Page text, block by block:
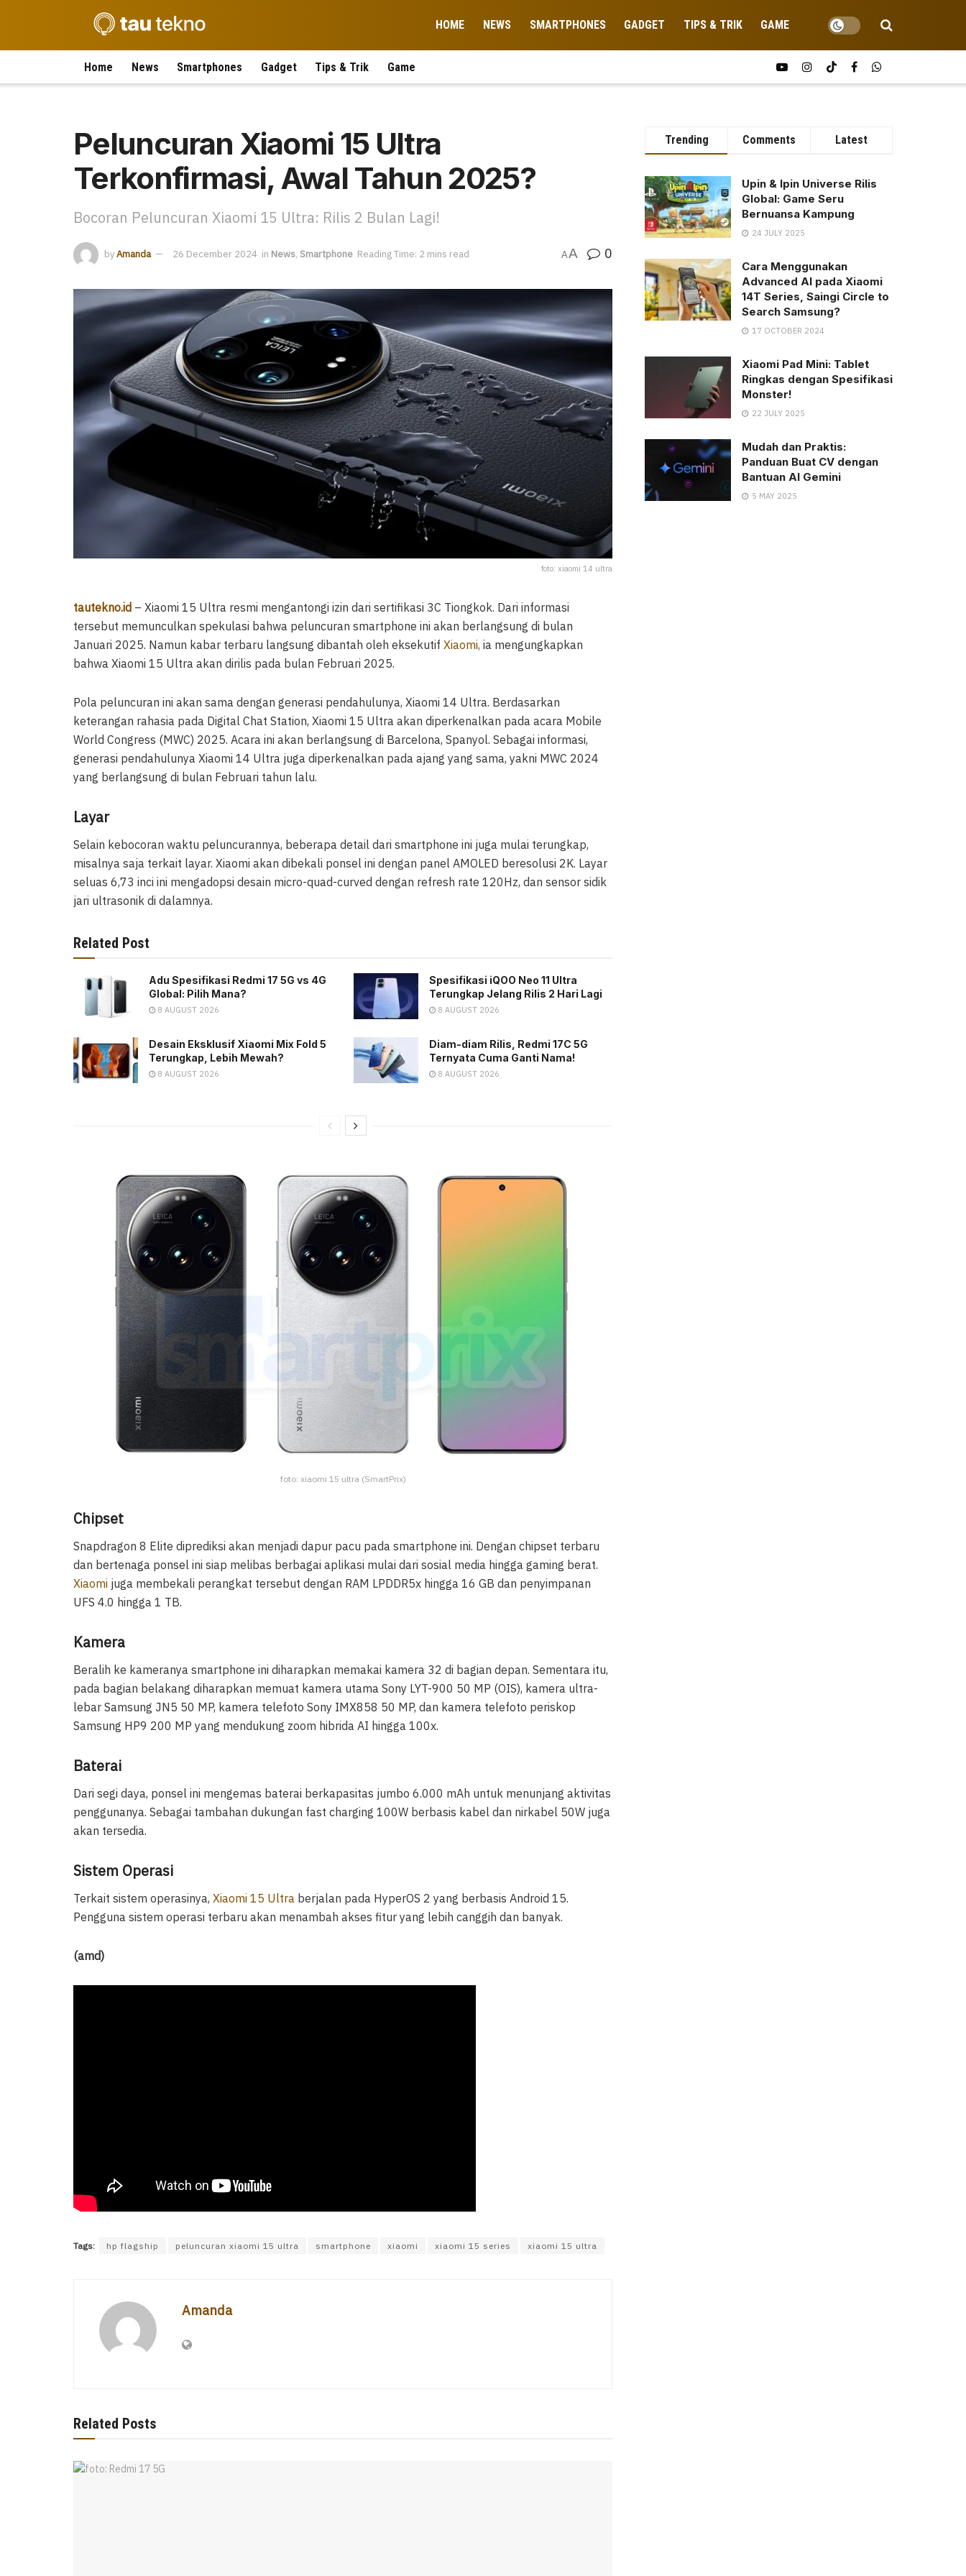
HOME NEWS SMARTPHONES GADGET TIPS & TRIK GAME
Home News Smartphones Gadget Tips & Trik Game
Peluncuran Xiaomi 15 Ultra
Terkonfirmasi, Awal Tahun 2025?
Bocoran Peluncuran Xiaomi 15 Ultra: Rilis 2 Bulan Lagi!
byAmanda 26 December 2024 in News, Smartphone Reading Time: 2 mins read AA 0
foto: xiaomi 14 ultra
tautekno.id – Xiaomi 15 Ultra resmi mengantongi izin dari sertifikasi 3C Tiongkok. Dari informasi
tersebut memunculkan spekulasi bahwa peluncuran smartphone ini akan berlangsung di bulan
Januari 2025. Namun kabar terbaru langsung dibantah oleh eksekutif Xiaomi, ia mengungkapkan
bahwa Xiaomi 15 Ultra akan dirilis pada bulan Februari 2025.
Pola peluncuran ini akan sama dengan generasi pendahulunya, Xiaomi 14 Ultra. Berdasarkan
keterangan rahasia pada Digital Chat Station, Xiaomi 15 Ultra akan diperkenalkan pada acara Mobile
World Congress (MWC) 2025. Acara ini akan berlangsung di Barcelona, Spanyol. Sebagai informasi,
generasi pendahulunya Xiaomi 14 Ultra juga diperkenalkan pada ajang yang sama, yakni MWC 2024
yang berlangsung di bulan Februari tahun lalu.
Layar
Selain kebocoran waktu peluncurannya, beberapa detail dari smartphone ini juga mulai terungkap,
misalnya saja terkait layar. Xiaomi akan dibekali ponsel ini dengan panel AMOLED beresolusi 2K. Layar
seluas 6,73 inci ini mengadopsi desain micro-quad-curved dengan refresh rate 120Hz, dan sensor sidik
jari ultrasonik di dalamnya.
Related Post
Adu Spesifikasi Redmi 17 5G vs 4G
Global: Pilih Mana?
8 AUGUST 2026
Spesifikasi iQOO Neo 11 Ultra
Terungkap Jelang Rilis 2 Hari Lagi
8 AUGUST 2026
Desain Eksklusif Xiaomi Mix Fold 5
Terungkap, Lebih Mewah?
8 AUGUST 2026
Diam-diam Rilis, Redmi 17C 5G
Ternyata Cuma Ganti Nama!
8 AUGUST 2026
foto: xiaomi 15 ultra (SmartPrix)
Chipset
Snapdragon 8 Elite diprediksi akan menjadi dapur pacu pada smartphone ini. Dengan chipset terbaru
dan bertenaga ponsel ini siap melibas berbagai aplikasi mulai dari sosial media hingga gaming berat.
Xiaomi juga membekali perangkat tersebut dengan RAM LPDDR5x hingga 16 GB dan penyimpanan
UFS 4.0 hingga 1 TB.
Kamera
Beralih ke kameranya smartphone ini diharapkan memakai kamera 32 di bagian depan. Sementara itu,
pada bagian belakang diharapkan memuat kamera utama Sony LYT-900 50 MP (OIS), kamera ultra-
lebar Samsung JN5 50 MP, kamera telefoto Sony IMX858 50 MP, dan kamera telefoto periskop
Samsung HP9 200 MP yang mendukung zoom hibrida AI hingga 100x.
Baterai
Dari segi daya, ponsel ini mengemas baterai berkapasitas jumbo 6.000 mAh untuk menunjang aktivitas
penggunanya. Sebagai tambahan dukungan fast charging 100W berbasis kabel dan nirkabel 50W juga
akan tersedia.
Sistem Operasi
Terkait sistem operasinya, Xiaomi 15 Ultra berjalan pada HyperOS 2 yang berbasis Android 15.
Pengguna sistem operasi terbaru akan menambah akses fitur yang lebih canggih dan banyak.
(amd)
Tags: hp flagship peluncuran xiaomi 15 ultra smartphone xiaomi xiaomi 15 series xiaomi 15 ultra
Amanda
Related Posts
Trending Comments Latest
Upin & Ipin Universe Rilis
Global: Game Seru
Bernuansa Kampung
24 JULY 2025
Cara Menggunakan
Advanced AI pada Xiaomi
14T Series, Saingi Circle to
Search Samsung?
17 OCTOBER 2024
Xiaomi Pad Mini: Tablet
Ringkas dengan Spesifikasi
Monster!
22 JULY 2025
Mudah dan Praktis:
Panduan Buat CV dengan
Bantuan AI Gemini
5 MAY 2025